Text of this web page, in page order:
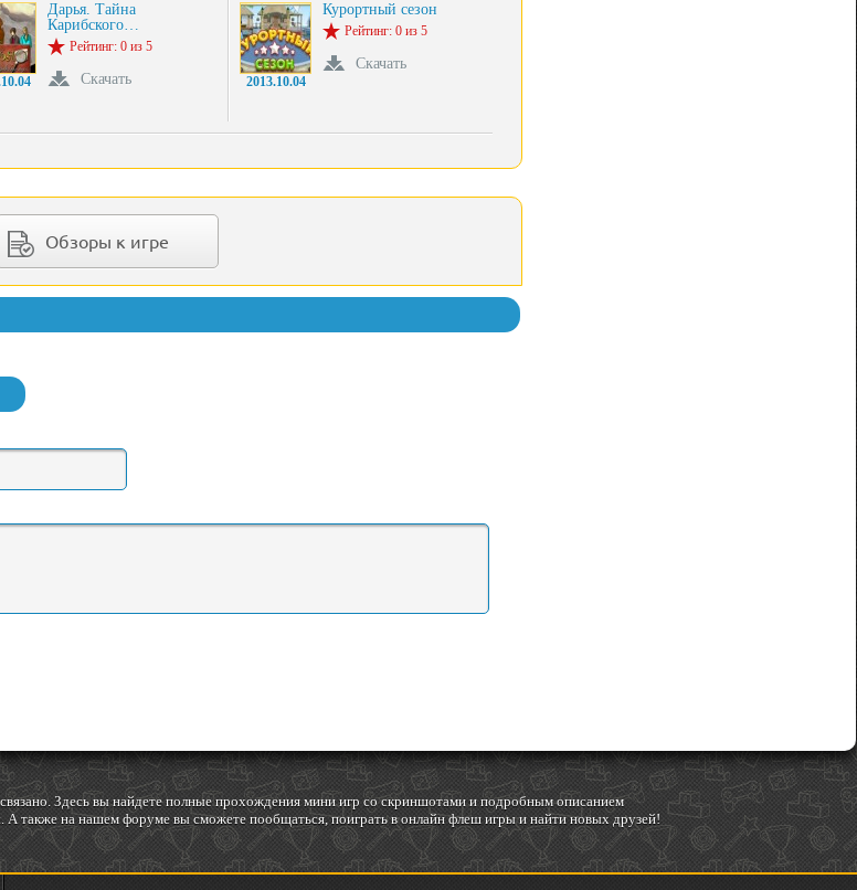
Дарья. Тайна
Карибского…
Рейтинг: 0 из 5
Скачать 2013.10.04
Курортный сезон
Рейтинг: 0 из 5
Скачать
Обзоры к игре
Здесь вы найдете полные прохождения мини игр со скриншотами и подробным описанием
также на нашем форуме вы сможете пообщаться, поиграть в онлайн флеш игры и найти новых друзей!